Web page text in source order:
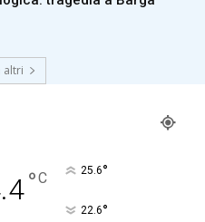
altri
°C 25.6°
22.6°